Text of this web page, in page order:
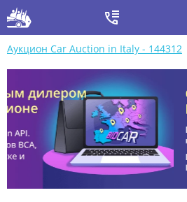
Аукцион Car Auction in Italy - 144312